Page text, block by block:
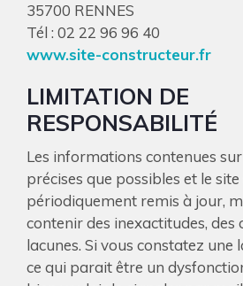
35700 RENNES
Tél : 02 22 96 96 40
www.site-constructeur.fr
LIMITATION DE
RESPONSABILITÉ
Les informations contenues
précises que possibles et le site
périodiquement remis à jour,
contenir des inexactitudes, des
lacunes. Si vous constatez une
ce qui parait être un